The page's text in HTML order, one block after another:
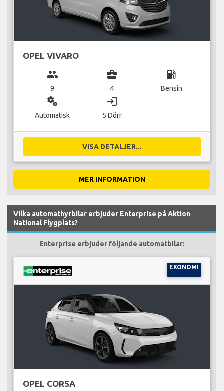
OPEL VIVARO
group
9
business_center
4
local_gas_station
Bensin
miscellaneous_services
Automatisk
login
5 Dörr
VISA DETALJER...
MER INFORMATION
Vilka automathyrbilar erbjuder Enterprise på Aktion
National Flygplats?
Enterprise erbjuder följande automatbilar:
EKONOMI
OPEL CORSA